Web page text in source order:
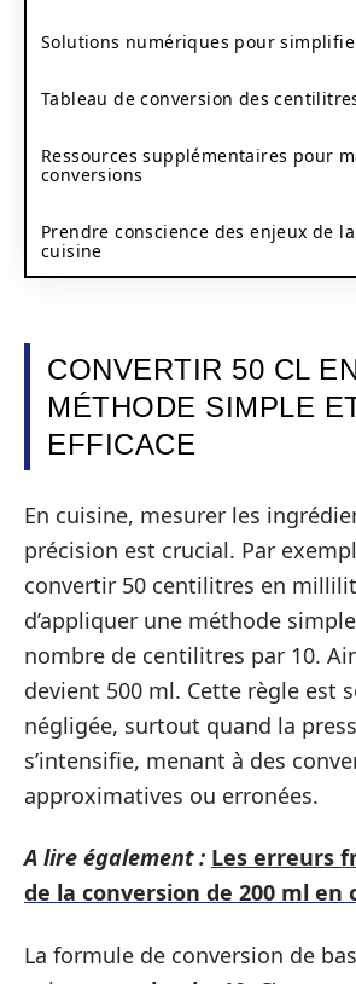
Solutions numériques pour
Tableau de conversion des
Ressources supplémentaires pour
conversions
Prendre conscience des enjeux de
cuisine
CONVERTIR 50 CL
MÉTHODE SIMPLE
EFFICACE
En cuisine, mesurer les
précision est crucial. Par
convertir 50 centilitres en
d’appliquer une méthode
nombre de centilitres par 10.
devient 500 ml. Cette règle est
négligée, surtout quand la
s’intensifie, menant à des
approximatives ou erronées.
A lire également : Les erreurs
de la conversion de 200 ml
La formule de conversion de